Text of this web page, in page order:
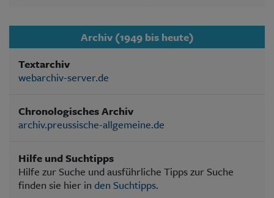
Archiv (1949 bis heute)
Textarchiv
webarchiv-server.de
Chronologisches Archiv
archiv.preussische-allgemeine.de
Hilfe und Suchtipps
Hilfe zur Suche und ausführliche Tipps zur Suche
finden sie hier in den Suchtipps.